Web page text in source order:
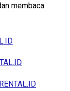
membaca